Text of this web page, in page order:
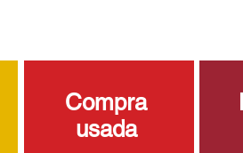
Compra
usada